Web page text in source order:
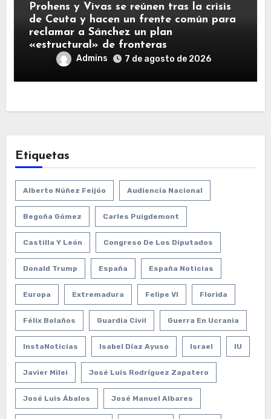
Prohens y Vivas se reúnen tras la crisis
de Ceuta y hacen un frente común para
reclamar a Sánchez un plan
«estructural» de fronteras
Admins 7 de agosto de 2026
Etiquetas
Alberto Núñez Feijóo Audiencia Nacional
Begoña Gómez Carles Puigdemont
Castilla Y León Congreso De Los Diputados
Donald Trump España España Noticias
Europa Extremadura Felipe VI Florida
Félix Bolaños Guardia Civil Guerra En Ucrania
InstaNoticias Isabel Díaz Ayuso Israel IU
Javier Milei José Luis Rodríguez Zapatero
José Luis Ábalos José Manuel Albares